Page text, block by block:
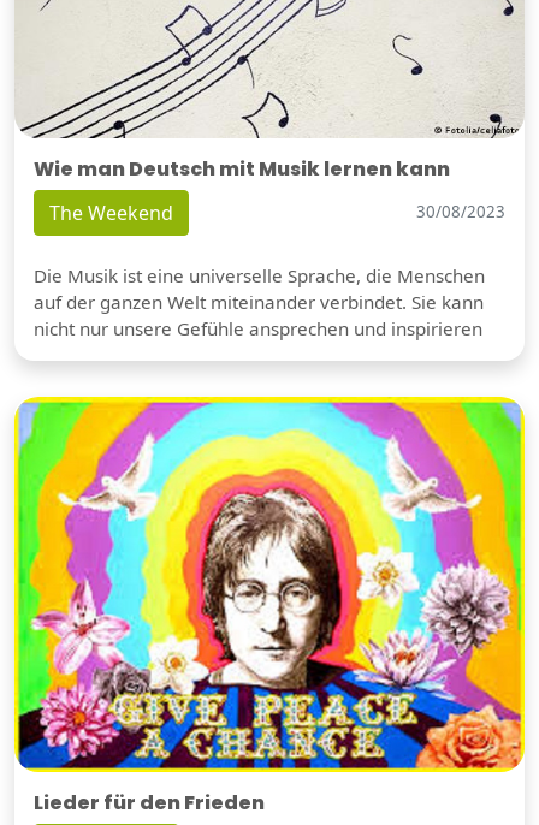
Wie man Deutsch mit Musik lernen kann
The Weekend 30/08/2023
Die Musik ist eine universelle Sprache, die Menschen
auf der ganzen Welt miteinander verbindet. Sie kann
nicht nur unsere Gefühle ansprechen und inspirieren
Lieder für den Frieden